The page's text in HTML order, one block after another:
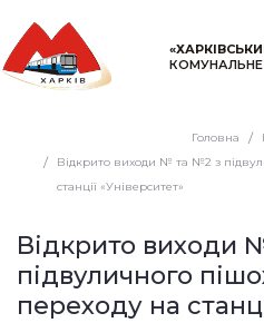
КОМУНАЛЬНЕ
Головна
Відкрито виходи № та №2 з
станції «Університет»
Відкрито виходи
підвуличного
переходу на